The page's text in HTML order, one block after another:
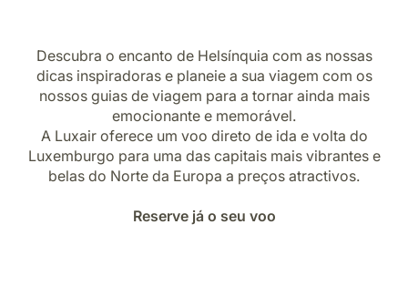
Descubra o encanto de Helsínquia com as nossas
dicas inspiradoras e planeie a sua viagem com os
nossos guias de viagem para a tornar ainda mais
emocionante e memorável.
A Luxair oferece um voo direto de ida e volta do
Luxemburgo para uma das capitais mais vibrantes e
belas do Norte da Europa a preços atractivos.
Reserve já o seu voo